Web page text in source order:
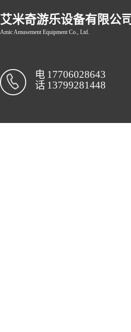
艾米奇游乐设备有限公司
Amic Amusement Equipment Co., Ltd.
电
话
17706028643
13799281448